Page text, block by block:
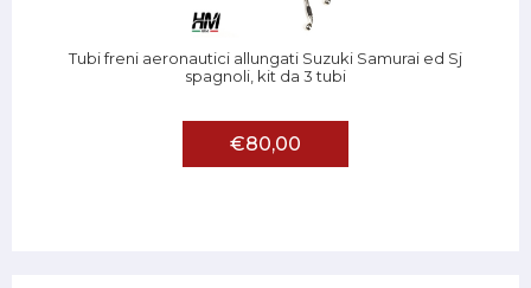
Tubi freni aeronautici allungati Suzuki Samurai ed Sj
spagnoli, kit da 3 tubi
€80,00